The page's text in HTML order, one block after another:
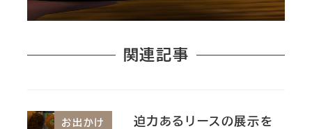
関連記事
お出かけ
迫力あるリースの展示を